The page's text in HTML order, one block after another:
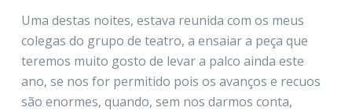
Uma destas noites, estava reunida com os meus
colegas do grupo de teatro, a ensaiar a peça que
teremos muito gosto de levar a palco ainda este
ano, se nos for permitido pois os avanços e recuos
são enormes, quando, sem nos darmos conta,